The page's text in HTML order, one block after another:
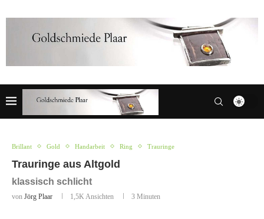
Brillant Gold Handarbeit Ring Trauringe
Trauringe aus Altgold
klassisch schlicht
von Jörg Plaar 1,5K Ansichten 3 Minuten